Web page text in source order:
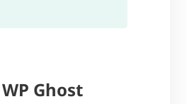
Ghost